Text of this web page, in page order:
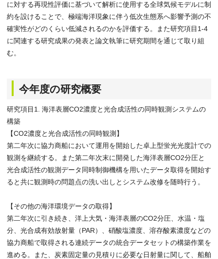
に対する再現性評価に基づいて解析に使用する全球気候モデルに制
約を設けることで、極端海洋現象に伴う低次生態系へ影響予測の不
確実性がどのくらい低減されるのかを評価する。また研究項目1-4
に関連する研究成果の発表と論文執筆に研究期間を通じて取り組
む。
今年度の研究概要
研究項目1. 海洋表層CO2濃度と光合成活性の同時観測システムの
構築
【CO2濃度と光合成活性の同時観測】
第二年次に協力商船において運用を開始した卓上型蛍光光度計での
観測を継続する。また第二年次末に開発した海洋表層CO2分圧と
光合成活性の観測データ同時制御機構を用いたデータ取得を開始す
ると共に観測時の問題点の洗い出しとシステム改修を随時行う。
【その他の海洋環境データの取得】
第二年次に引き続き、洋上大気・海洋表層のCO2分圧、水温・塩
分、光合成有効放射量（PAR）、硝酸塩濃度、溶存酸素濃度などの
協力商船で取得される連続データの統合データセットの構築作業を
進める。また、炭素固定量の見積りに必要な日射量に関して、船舶